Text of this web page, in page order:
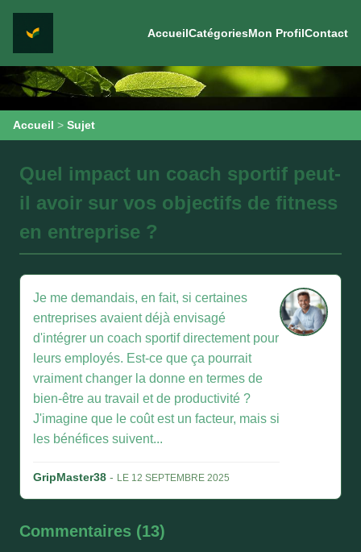
AccueilCatégoriesMon ProfilContact
Accueil > Sujet
Quel impact un coach sportif peut-
il avoir sur vos objectifs de fitness
en entreprise ?
Je me demandais, en fait, si certaines
entreprises avaient déjà envisagé
d'intégrer un coach sportif directement pour
leurs employés. Est-ce que ça pourrait
vraiment changer la donne en termes de
bien-être au travail et de productivité ?
J'imagine que le coût est un facteur, mais si
les bénéfices suivent...
GripMaster38 - LE 12 SEPTEMBRE 2025
Commentaires (13)